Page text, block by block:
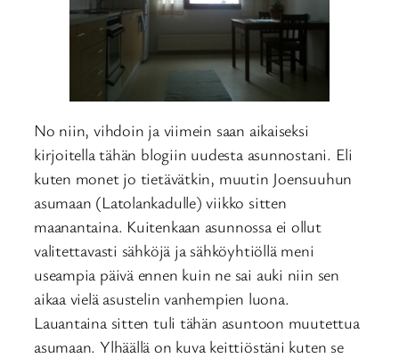
No niin, vihdoin ja viimein saan aikaiseksi
kirjoitella tähän blogiin uudesta asunnostani. Eli
kuten monet jo tietävätkin, muutin Joensuuhun
asumaan (Latolankadulle) viikko sitten
maanantaina. Kuitenkaan asunnossa ei ollut
valitettavasti sähköjä ja sähköyhtiöllä meni
useampia päivä ennen kuin ne sai auki niin sen
aikaa vielä asustelin vanhempien luona.
Lauantaina sitten tuli tähän asuntoon muutettua
asumaan. Ylhäällä on kuva keittiöstäni kuten se